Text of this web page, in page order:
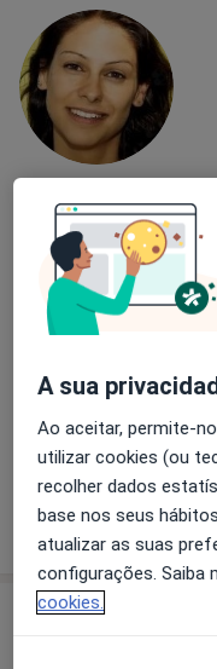
Dra. Alexandra
Psicólogo, Terapeuta
Morada 1
Consultório privado
Primeira consulta
Solicite um
A sua
Ao aceitar, permite-
utilizar cookies (ou
recolher dados
base nos seus
atualizar as suas
configurações. Saiba
cookies.